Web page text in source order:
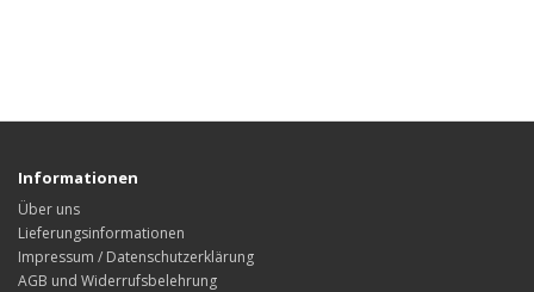
Informationen
Über uns
Lieferungsinformationen
Impressum / Datenschutzerklärung
AGB und Widerrufsbelehrung